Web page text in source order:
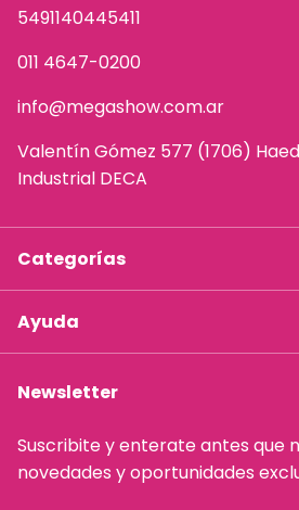
5491140445411
011 4647-0200
info@megashow.com.ar
Valentín Gómez 577 (1706)
Industrial DECA
Categorías
Ayuda
Newsletter
Suscribite y enterate antes que
novedades y oportunidades